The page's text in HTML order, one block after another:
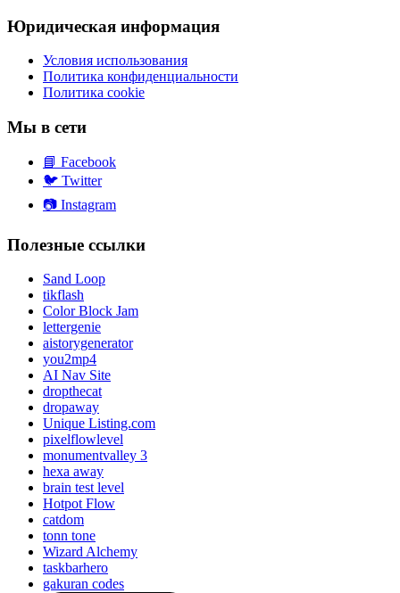
Юридическая информация
Условия использования
Политика конфиденциальности
Политика cookie
Мы в сети
📘 Facebook
🐦 Twitter
📷 Instagram
Полезные ссылки
Sand Loop
tikflash
Color Block Jam
lettergenie
aistorygenerator
you2mp4
AI Nav Site
dropthecat
dropaway
Unique Listing.com
pixelflowlevel
monumentvalley 3
hexa away
brain test level
Hotpot Flow
catdom
tonn tone
Wizard Alchemy
taskbarhero
gakuran codes